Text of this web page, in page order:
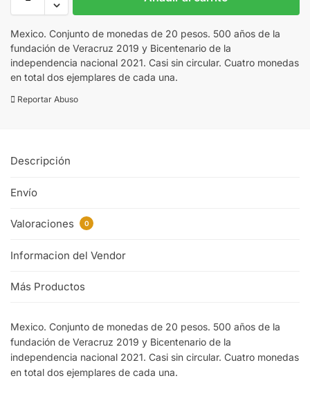
Mexico. Conjunto de monedas de 20 pesos. 500 años de la
fundación de Veracruz 2019 y Bicentenario de la
independencia nacional 2021. Casi sin circular. Cuatro monedas
en total dos ejemplares de cada una.
Reportar Abuso
Descripción
Envío
Valoraciones 0
Informacion del Vendor
Más Productos
Mexico. Conjunto de monedas de 20 pesos. 500 años de la
fundación de Veracruz 2019 y Bicentenario de la
independencia nacional 2021. Casi sin circular. Cuatro monedas
en total dos ejemplares de cada una.